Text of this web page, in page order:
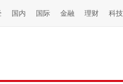
国内 国际 金融 理财 科技